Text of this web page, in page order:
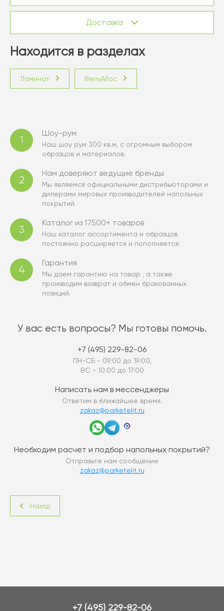
Доставка
Находится в разделах
Ламинат BerryAlloc
1
Шоу-рум
Наш шоу рум 300 кв.м, с огромным выбором
образцов и материалов.
2
Нам доверяют ведущие бренды
Мы являемся официальными дистрибьюторами и
дилерами мировых производителей напольных
покрытий.
3
Каталог из 17500+ товаров
Наш каталог ассортимента и образцов
постоянно расширяется и пополняется.
4
Гарантия
Мы даем гарантию на товар , а также
производим возврат и обмен бракованных
позиций.
У вас есть вопросы? Мы готовы помочь.
+7 (495) 229-82-06
ПН-СБ - 09:00 до 19:00,
ВС - 10:00 до 17:00
Написать нам в мессенджеры
Ответим в ближайшее время.
zakaz@parketelit.ru
Необходим расчет и подбор напольных покрытий?
Отправьте нам сообщение
zakaz@parketelit.ru
Назад
+7 (495) 229-82-06